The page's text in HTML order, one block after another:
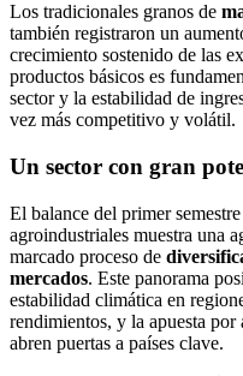
Los tradicionales granos de
también registraron un
crecimiento sostenido de las
productos básicos es
sector y la estabilidad de
vez más competitivo y volátil.
Un sector con gran
El balance del primer
agroindustriales muestra una
marcado proceso de
mercados. Este panorama
estabilidad climática en
rendimientos, y la apuesta por
abren puertas a países clave.